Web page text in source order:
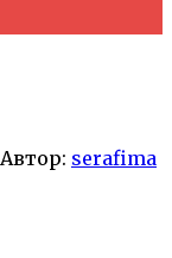
Автор: serafima